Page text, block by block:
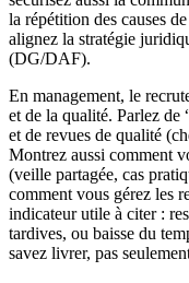
la répétition des causes
alignez la stratégie
(DG/DAF).
En management, le
et de la qualité. Parlez
et de revues de qualité
Montrez aussi comment
(veille partagée, cas
comment vous gérez les
indicateur utile à citer :
tardives, ou baisse du
savez livrer, pas